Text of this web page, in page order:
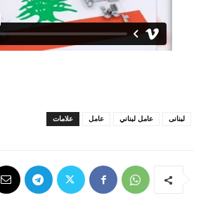
علامات عامل عامل لبناني لبنانی